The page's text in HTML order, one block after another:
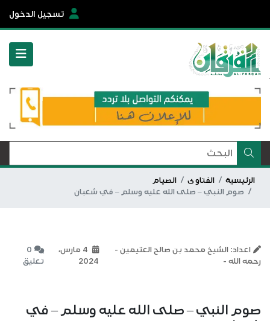
تسجيل الدخول
الرئيسية الفتاوى
الصيام
صوم النبي – صلى الله عليه وسلم – في شعبان
اعداد: الشيخ محمد بن صالح العثيمين -
رحمه الله -
4 مارس،
2024
0
تعليق
صوم النبي – صلى الله عليه وسلم – في